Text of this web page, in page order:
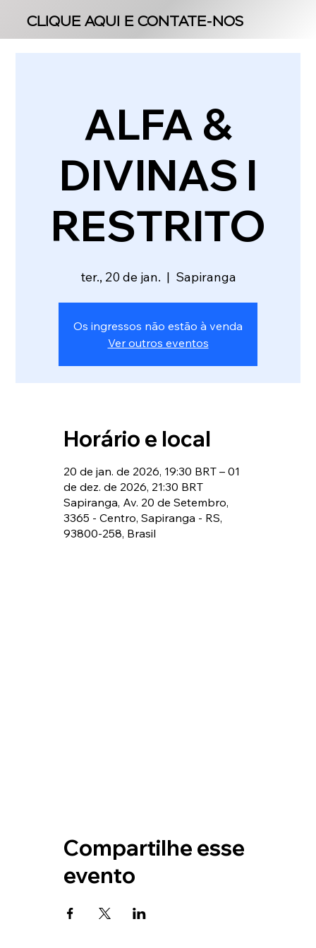
CLIQUE AQUI E CONTATE-NOS
CLIQUE AQUI E CONTATE-NOS
ALFA &
DIVINAS l
RESTRITO
ter., 20 de jan.
  |
Sapiranga
Os ingressos não estão à venda
Ver outros eventos
Horário e local
20 de jan. de 2026, 19:30 BRT – 01
de dez. de 2026, 21:30 BRT
Sapiranga, Av. 20 de Setembro,
3365 - Centro, Sapiranga - RS,
93800-258, Brasil
Compartilhe esse
evento